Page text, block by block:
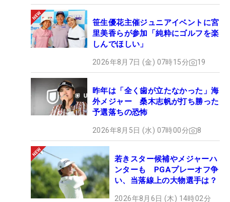
笹生優花主催ジュニアイベントに宮
里美香らが参加「純粋にゴルフを楽
しんでほしい」
2026年8月7日 (金) 07時15分 19
昨年は「全く歯が立たなかった」海
外メジャー 桑木志帆が打ち勝った
予選落ちの恐怖
2026年8月5日 (水) 07時00分 8
若きスター候補やメジャーハ
ンターも PGAプレーオフ争
い、当落線上の大物選手は？
2026年8月6日 (木) 14時02分